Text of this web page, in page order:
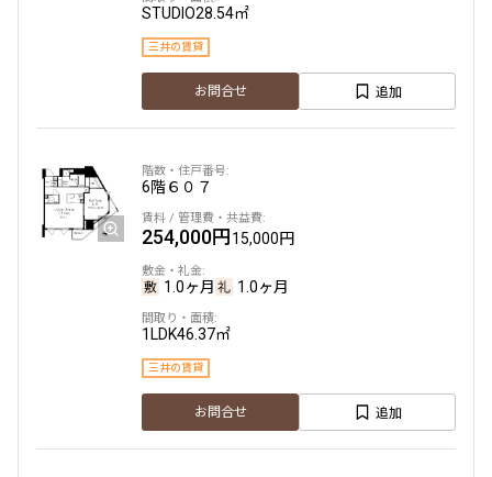
STUDIO28.54㎡
三井の賃貸
お問合せ 追加
6階６０７
254,000円15,000円
1.0ヶ月 1.0ヶ月
1LDK46.37㎡
三井の賃貸
お問合せ 追加